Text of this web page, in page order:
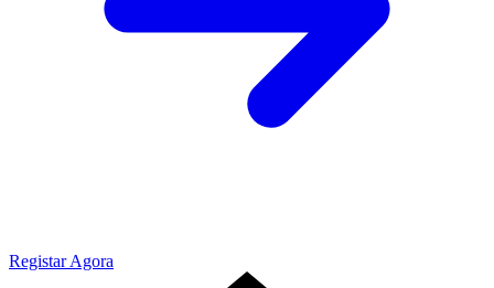
Registar Agora